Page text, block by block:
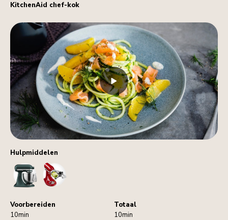
Hulpmiddelen
StandMixerSpiralizer
Voorbereiden
10min
Totaal
10min
KitchenAid chef-kok